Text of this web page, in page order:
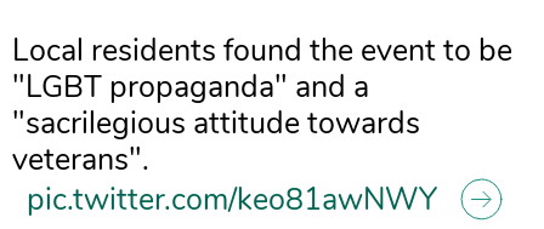
Local residents found the event to be
"LGBT propaganda" and a
"sacrilegious attitude towards
veterans".
pic.twitter.com/keo81awNWY